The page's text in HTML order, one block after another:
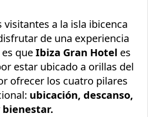
visitantes a la isla ibicenca
de una experiencia
es queIbiza Gran Hotel es
estar ubicado a orillas del
ofrecer los cuatro pilares
ubicación, descanso,